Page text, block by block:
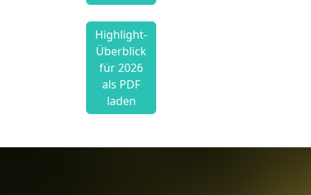
Highlight-
Überblick
für 2026
als PDF
laden